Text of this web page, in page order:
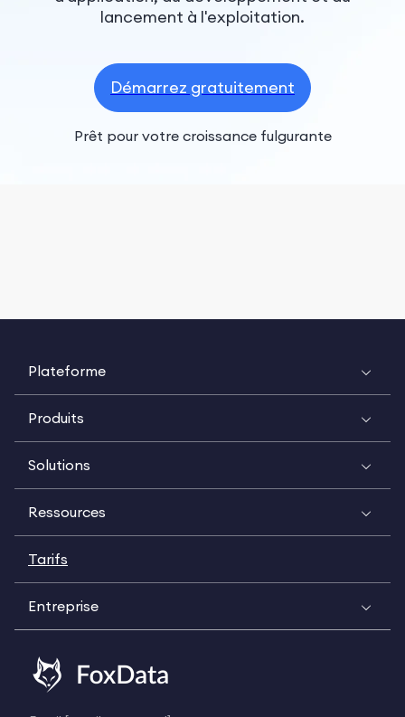
lancement à l'exploitation.
Démarrez gratuitement
Prêt pour votre croissance fulgurante
Plateforme
Produits
Solutions
Ressources
Tarifs
Entreprise